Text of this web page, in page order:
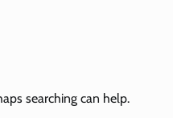
searching can help.